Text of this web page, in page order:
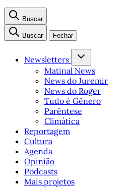
Buscar
Buscar Fechar
Newsletters
Matinal News
News do Juremir
News do Roger
Tudo é Gênero
Parêntese
Climática
Reportagem
Cultura
Agenda
Opinião
Podcasts
Mais projetos